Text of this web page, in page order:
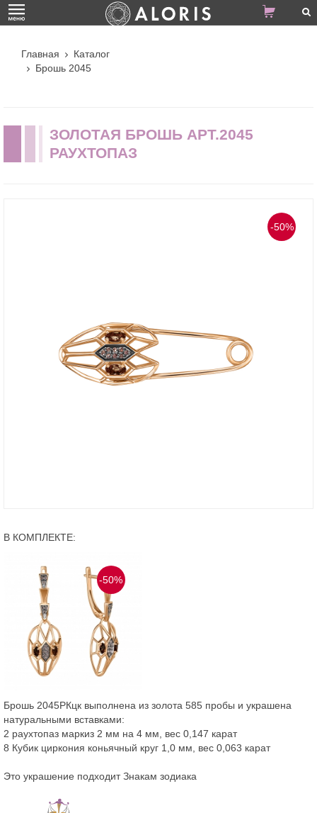
Главная
Каталог
Брошь 2045
ЗОЛОТАЯ БРОШЬ АРТ.2045
РАУХТОПАЗ
-50%
В КОМПЛЕКТЕ:
-50%
Брошь 2045РКцк выполнена из золота 585 пробы и украшена
натуральными вставками:
2 раухтопаз маркиз 2 мм на 4 мм, вес 0,147 карат
8 Кубик циркония коньячный круг 1,0 мм, вес 0,063 карат
Это украшение подходит Знакам зодиака